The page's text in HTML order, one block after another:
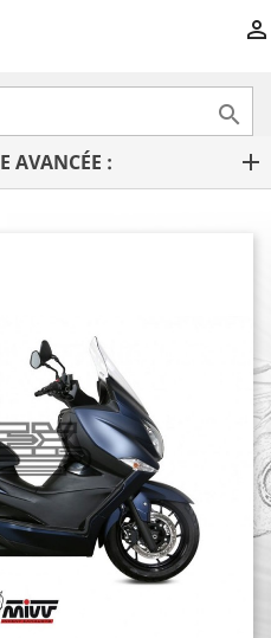


AVANCÉE :